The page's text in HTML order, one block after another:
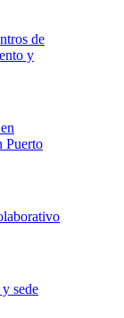
de
y
Puerto
sede